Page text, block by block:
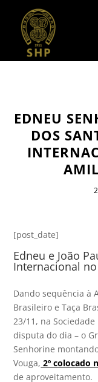
EDNEU
DOS
[post_date]
Edneu e João
Internacional
Dando sequência à
Brasileiro e Taça
23/11, na
disputa do dia – o
Senhorine
Vouga, 2º colocado
de aproveitamento.